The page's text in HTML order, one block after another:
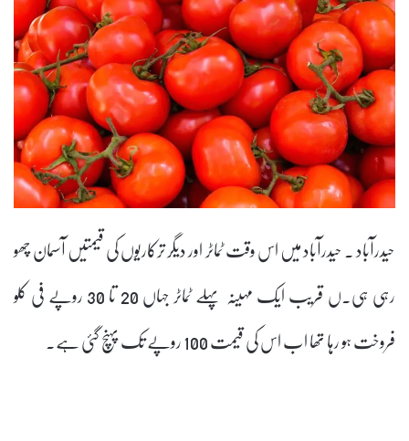
حیدرآباد ۔ حیدرآباد میں اس وقت ٹماٹر اور دیگر ترکاریوں کی قیمتیں آسمان چھو
رہی ہی۔ں قریب ایک مہینہ پہلے ٹماٹر جہاں 20 تا 30 روپے فی کلو
فروخت ہو رہا تھا اب اس کی قیمت 100 روپے تک پہنچ گئی ہے۔